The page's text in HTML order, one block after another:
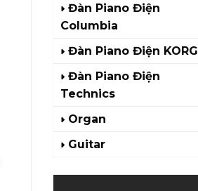
Đàn Piano Điện
Columbia
Đàn Piano Điện KORG
Đàn Piano Điện
Technics
Organ
Guitar